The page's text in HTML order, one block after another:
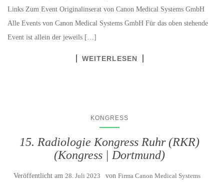
Links Zum Event Originalinserat von Canon Medical Systems GmbH
Alle Events von Canon Medical Systems GmbH Für das oben stehende
Event ist allein der jeweils […]
WEITERLESEN
KONGRESS
15. Radiologie Kongress Ruhr (RKR)
(Kongress | Dortmund)
Veröffentlicht am 28. Juli 2023 von Firma Canon Medical Systems